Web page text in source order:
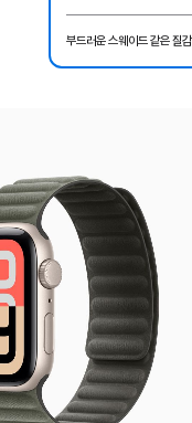
부드러운 스웨이드 같은 질